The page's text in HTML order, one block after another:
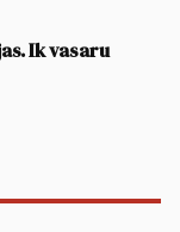
Ik vasaru